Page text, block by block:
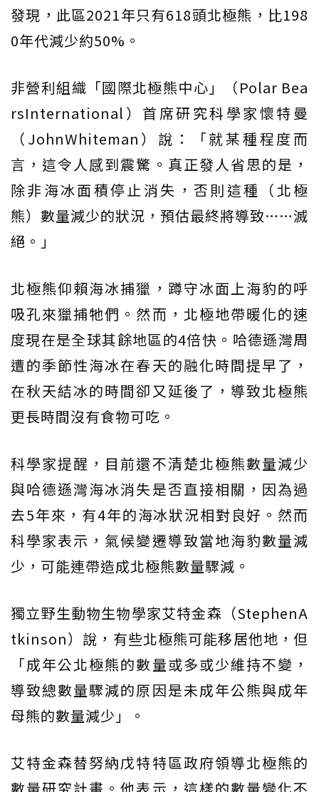
發現，此區2021年只有618頭北極熊，比198
0年代減少約50%。
非營利組織「國際北極熊中心」（Polar Bea
rsInternational）首席研究科學家懷特曼
（JohnWhiteman）說：「就某種程度而
言，這令人感到震驚。真正發人省思的是，
除非海冰面積停止消失，否則這種（北極
熊）數量減少的狀況，預估最終將導致……滅
絕。」
北極熊仰賴海冰捕獵，蹲守冰面上海豹的呼
吸孔來獵捕牠們。然而，北極地帶暖化的速
度現在是全球其餘地區的4倍快。哈德遜灣周
遭的季節性海冰在春天的融化時間提早了，
在秋天結冰的時間卻又延後了，導致北極熊
更長時間沒有食物可吃。
科學家提醒，目前還不清楚北極熊數量減少
與哈德遜灣海冰消失是否直接相關，因為過
去5年來，有4年的海冰狀況相對良好。然而
科學家表示，氣候變遷導致當地海豹數量減
少，可能連帶造成北極熊數量驟減。
獨立野生動物生物學家艾特金森（StephenA
tkinson）說，有些北極熊可能移居他地，但
「成年公北極熊的數量或多或少維持不變，
導致總數量驟減的原因是未成年公熊與成年
母熊的數量減少」。
艾特金森替努納戊特特區政府領導北極熊的
數量研究計畫。他表示，這樣的數量變化不